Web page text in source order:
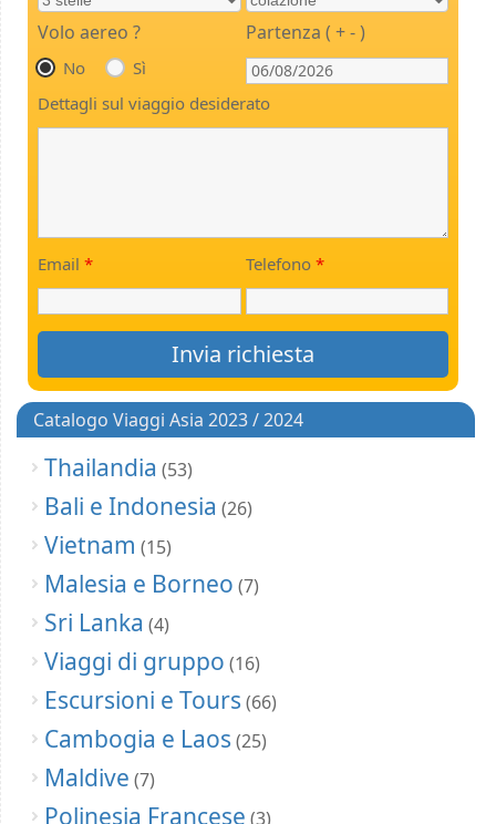
Volo aereo ?
No Sì
Partenza ( + - )
Dettagli sul viaggio desiderato
Email * Telefono *
Catalogo Viaggi Asia 2023 / 2024
Thailandia (53)
Bali e Indonesia (26)
Vietnam (15)
Malesia e Borneo (7)
Sri Lanka (4)
Viaggi di gruppo (16)
Escursioni e Tours (66)
Cambogia e Laos (25)
Maldive (7)
Polinesia Francese (3)